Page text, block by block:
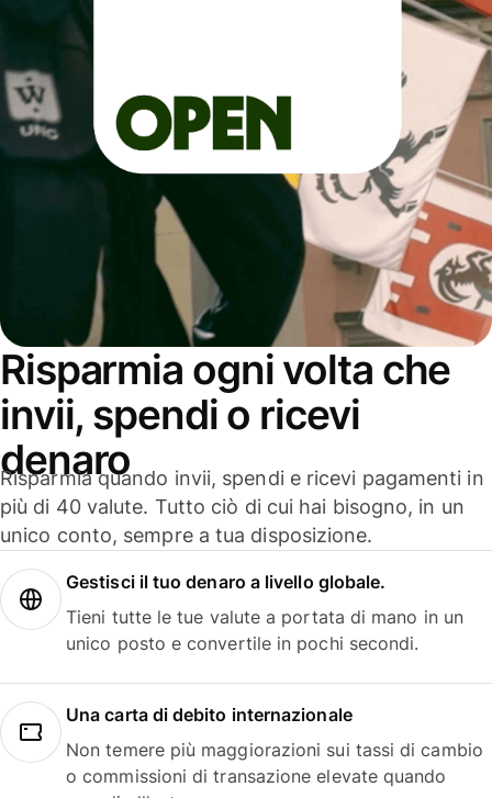
Risparmia ogni volta che
invii, spendi o ricevi
denaro
Risparmia quando invii, spendi e ricevi pagamenti in
più di 40 valute. Tutto ciò di cui hai bisogno, in un
unico conto, sempre a tua disposizione.
Gestisci il tuo denaro a livello globale.
Tieni tutte le tue valute a portata di mano in un
unico posto e convertile in pochi secondi.
Una carta di debito internazionale
Non temere più maggiorazioni sui tassi di cambio
o commissioni di transazione elevate quando